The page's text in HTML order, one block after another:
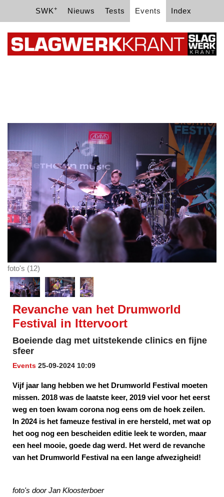
SWK+ Nieuws Tests Events Index
foto's (12)
Revanche van het Drumworld
Festival in Ittervoort
Boeiende dag met uitstekende clinics en fijne
sfeer
Events 25-09-2024 10:09
Vijf jaar lang hebben we het Drumworld Festival moeten
missen. 2018 was de laatste keer, 2019 viel voor het eerst
weg en toen kwam corona nog eens om de hoek zeilen.
In 2024 is het fameuze festival in ere hersteld, met wat op
het oog nog een bescheiden editie leek te worden, maar
een heel mooie, goede dag werd. Het werd de revanche
van het Drumworld Festival na een lange afwezigheid!
foto's door Jan Kloosterboer